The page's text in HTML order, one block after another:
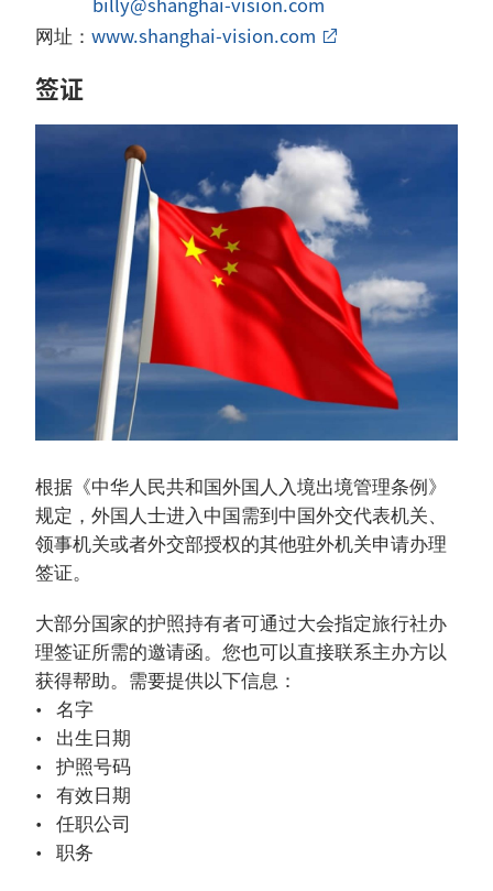
网址： www.shanghai-vision.com
签证
根据《中华人民共和国外国人入境出境管理条例》
规定，外国人士进入中国需到中国外交代表机关、
领事机关或者外交部授权的其他驻外机关申请办理
签证。
大部分国家的护照持有者可通过大会指定旅行社办
理签证所需的邀请函。您也可以直接联系主办方以
获得帮助。需要提供以下信息：
名字
出生日期
护照号码
有效日期
任职公司
职务